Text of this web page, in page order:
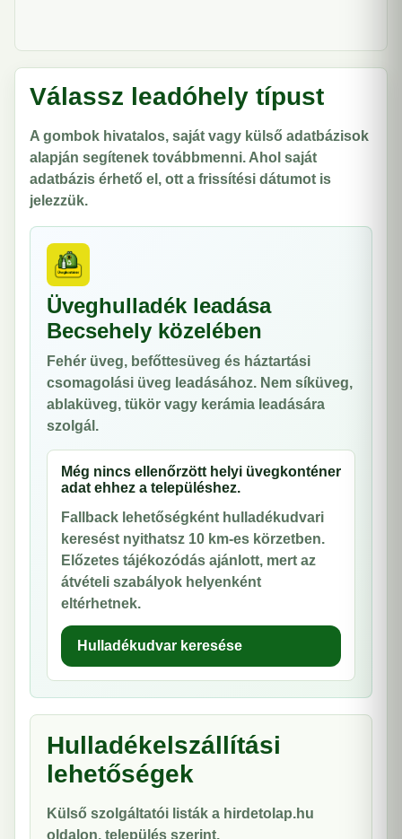
Válassz leadóhely típust
A gombok hivatalos, saját vagy külső adatbázisok
alapján segítenek továbbmenni. Ahol saját
adatbázis érhető el, ott a frissítési dátumot is
jelezzük.
Üveghulladék leadása
Becsehely közelében
Fehér üveg, befőttesüveg és háztartási
csomagolási üveg leadásához. Nem síküveg,
ablaküveg, tükör vagy kerámia leadására
szolgál.
Még nincs ellenőrzött helyi üvegkonténer
adat ehhez a településhez.
Fallback lehetőségként hulladékudvari
keresést nyithatsz 10 km-es körzetben.
Előzetes tájékozódás ajánlott, mert az
átvételi szabályok helyenként
eltérhetnek.
Hulladékudvar keresése
Hulladékelszállítási
lehetőségek
Külső szolgáltatói listák a hirdetolap.hu
oldalon, település szerint.